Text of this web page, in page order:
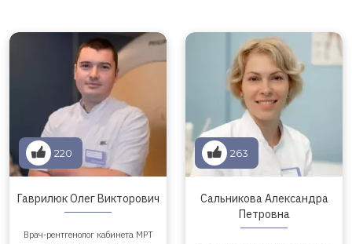
220
Гаврилюк Олег Викторович
Врач-рентгенолог кабинета МРТ
263
Сальникова Александра
Петровна